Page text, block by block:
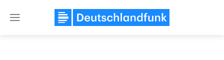
Close